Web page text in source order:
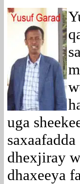
uga
dhexjiray
dhaxeeya